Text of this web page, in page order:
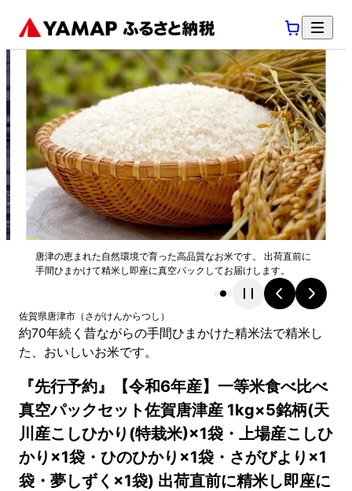
唐津の恵まれた自然環境で育った高品質なお米です。 出荷直前に
手間ひまかけて精米し即座に真空パックしてお届けします。
佐賀県唐津市 （ さがけんからつし ）
約70年続く昔ながらの手間ひまかけた精米法で精米し
た、おいしいお米です。
『先行予約』【令和6年産】一等米食べ比べ
真空パックセット佐賀唐津産 1kg×5銘柄(天
川産こしひかり(特栽米)×1袋・上場産こしひ
かり×1袋・ひのひかり×1袋・さがびより×1
袋・夢しずく×1袋) 出荷直前に精米し即座に